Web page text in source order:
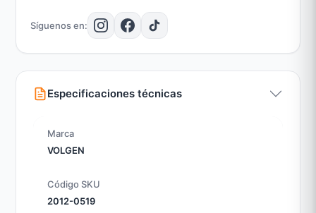
Especificaciones técnicas
Marca
VOLGEN
Código SKU
2012-0519
Síguenos en: